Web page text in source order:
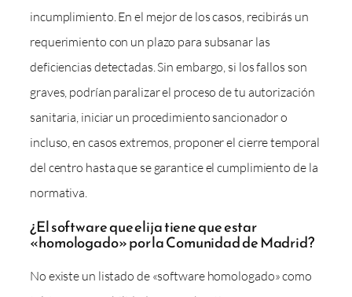
incumplimiento. En el mejor de los casos, recibirás un
requerimiento con un plazo para subsanar las
deficiencias detectadas. Sin embargo, si los fallos son
graves, podrían paralizar el proceso de tu autorización
sanitaria, iniciar un procedimiento sancionador o
incluso, en casos extremos, proponer el cierre temporal
del centro hasta que se garantice el cumplimiento de la
normativa.
¿El software que elija tiene que estar
«homologado» por la Comunidad de Madrid?
No existe un listado de «software homologado» como